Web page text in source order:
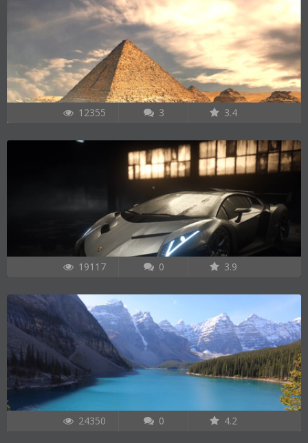
12355 3 3.4
19117 0 3.9
24350 0 4.2